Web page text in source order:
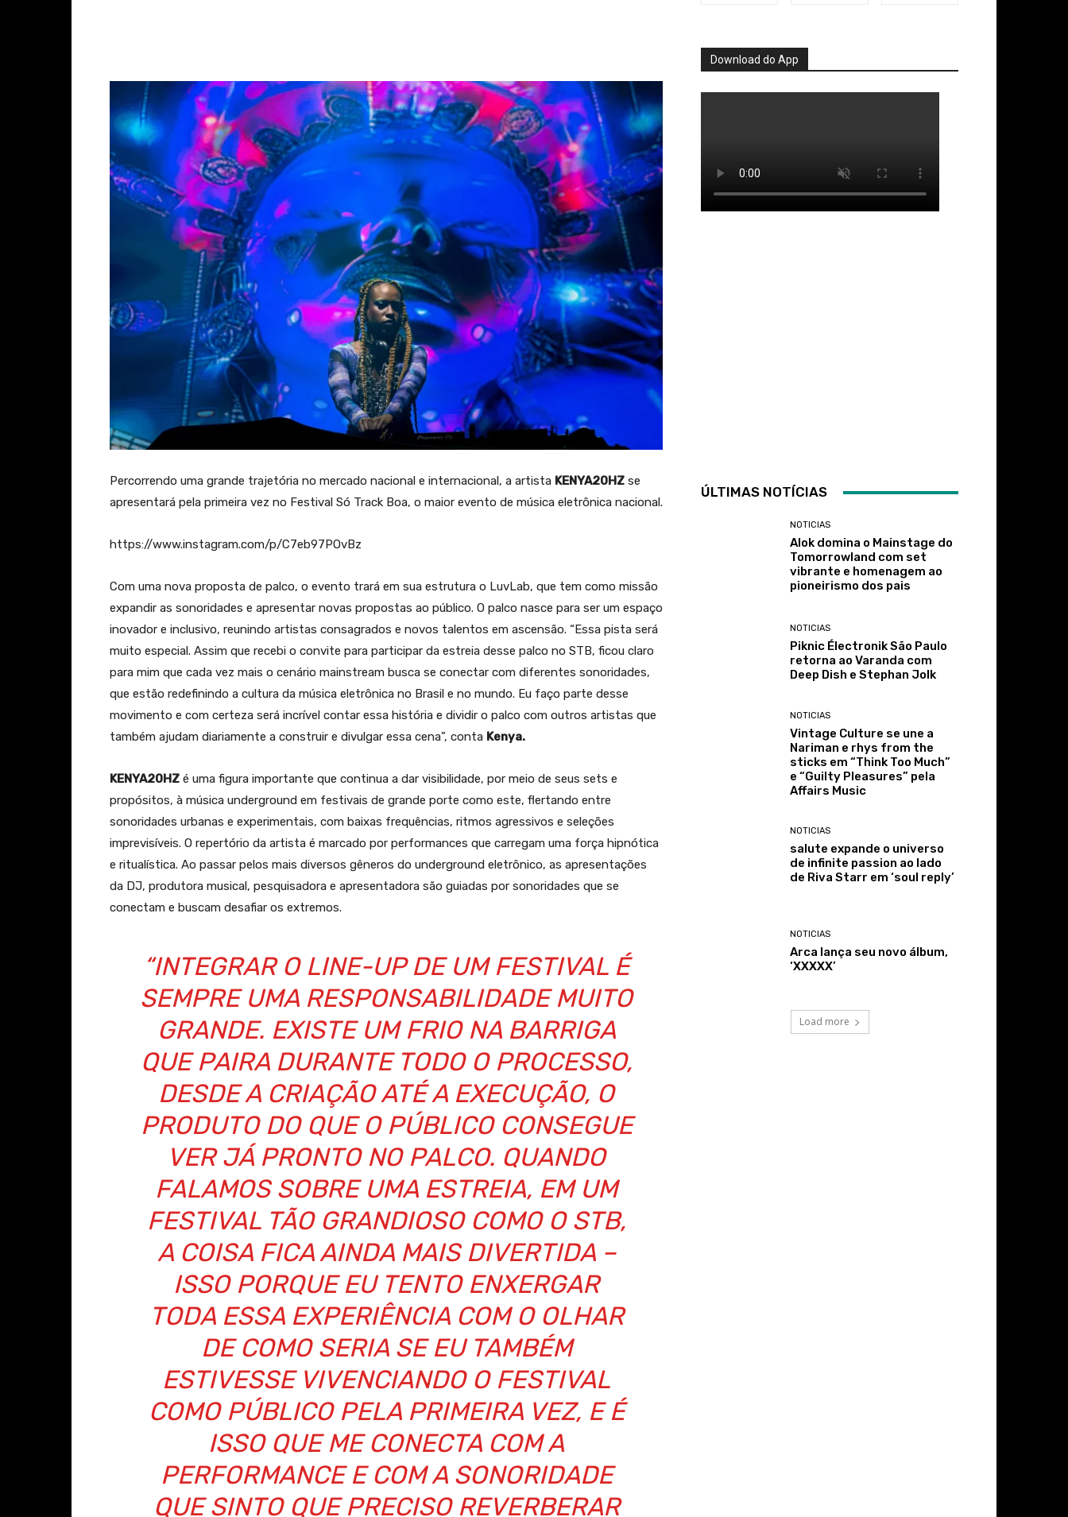
Percorrendo uma grande trajetória no mercado nacional e internacional, a artista KENYA20HZ se
apresentará pela primeira vez no Festival Só Track Boa, o maior evento de música eletrônica nacional.
https://www.instagram.com/p/C7eb97POvBz
Com uma nova proposta de palco, o evento trará em sua estrutura o LuvLab, que tem como missão
expandir as sonoridades e apresentar novas propostas ao público. O palco nasce para ser um espaço
inovador e inclusivo, reunindo artistas consagrados e novos talentos em ascensão. “Essa pista será
muito especial. Assim que recebi o convite para participar da estreia desse palco no STB, ficou claro
para mim que cada vez mais o cenário mainstream busca se conectar com diferentes sonoridades,
que estão redefinindo a cultura da música eletrônica no Brasil e no mundo. Eu faço parte desse
movimento e com certeza será incrível contar essa história e dividir o palco com outros artistas que
também ajudam diariamente a construir e divulgar essa cena”, conta Kenya.
KENYA20HZ é uma figura importante que continua a dar visibilidade, por meio de seus sets e
propósitos, à música underground em festivais de grande porte como este, flertando entre
sonoridades urbanas e experimentais, com baixas frequências, ritmos agressivos e seleções
imprevisíveis. O repertório da artista é marcado por performances que carregam uma força hipnótica
e ritualística. Ao passar pelos mais diversos gêneros do underground eletrônico, as apresentações
da DJ, produtora musical, pesquisadora e apresentadora são guiadas por sonoridades que se
conectam e buscam desafiar os extremos.
“INTEGRAR O LINE-UP DE UM FESTIVAL É
SEMPRE UMA RESPONSABILIDADE MUITO
GRANDE. EXISTE UM FRIO NA BARRIGA
QUE PAIRA DURANTE TODO O PROCESSO,
DESDE A CRIAÇÃO ATÉ A EXECUÇÃO, O
PRODUTO DO QUE O PÚBLICO CONSEGUE
VER JÁ PRONTO NO PALCO. QUANDO
FALAMOS SOBRE UMA ESTREIA, EM UM
FESTIVAL TÃO GRANDIOSO COMO O STB,
A COISA FICA AINDA MAIS DIVERTIDA –
ISSO PORQUE EU TENTO ENXERGAR
TODA ESSA EXPERIÊNCIA COM O OLHAR
DE COMO SERIA SE EU TAMBÉM
ESTIVESSE VIVENCIANDO O FESTIVAL
COMO PÚBLICO PELA PRIMEIRA VEZ, E É
ISSO QUE ME CONECTA COM A
PERFORMANCE E COM A SONORIDADE
QUE SINTO QUE PRECISO REVERBERAR
Download do App
ÚLTIMAS NOTÍCIAS
NOTICIAS
Alok domina o Mainstage do
Tomorrowland com set
vibrante e homenagem ao
pioneirismo dos pais
NOTICIAS
Piknic Électronik São Paulo
retorna ao Varanda com
Deep Dish e Stephan Jolk
NOTICIAS
Vintage Culture se une a
Nariman e rhys from the
sticks em “Think Too Much”
e “Guilty Pleasures” pela
Affairs Music
NOTICIAS
salute expande o universo
de infinite passion ao lado
de Riva Starr em ‘soul reply’
NOTICIAS
Arca lança seu novo álbum,
‘XXXXX’
Load more